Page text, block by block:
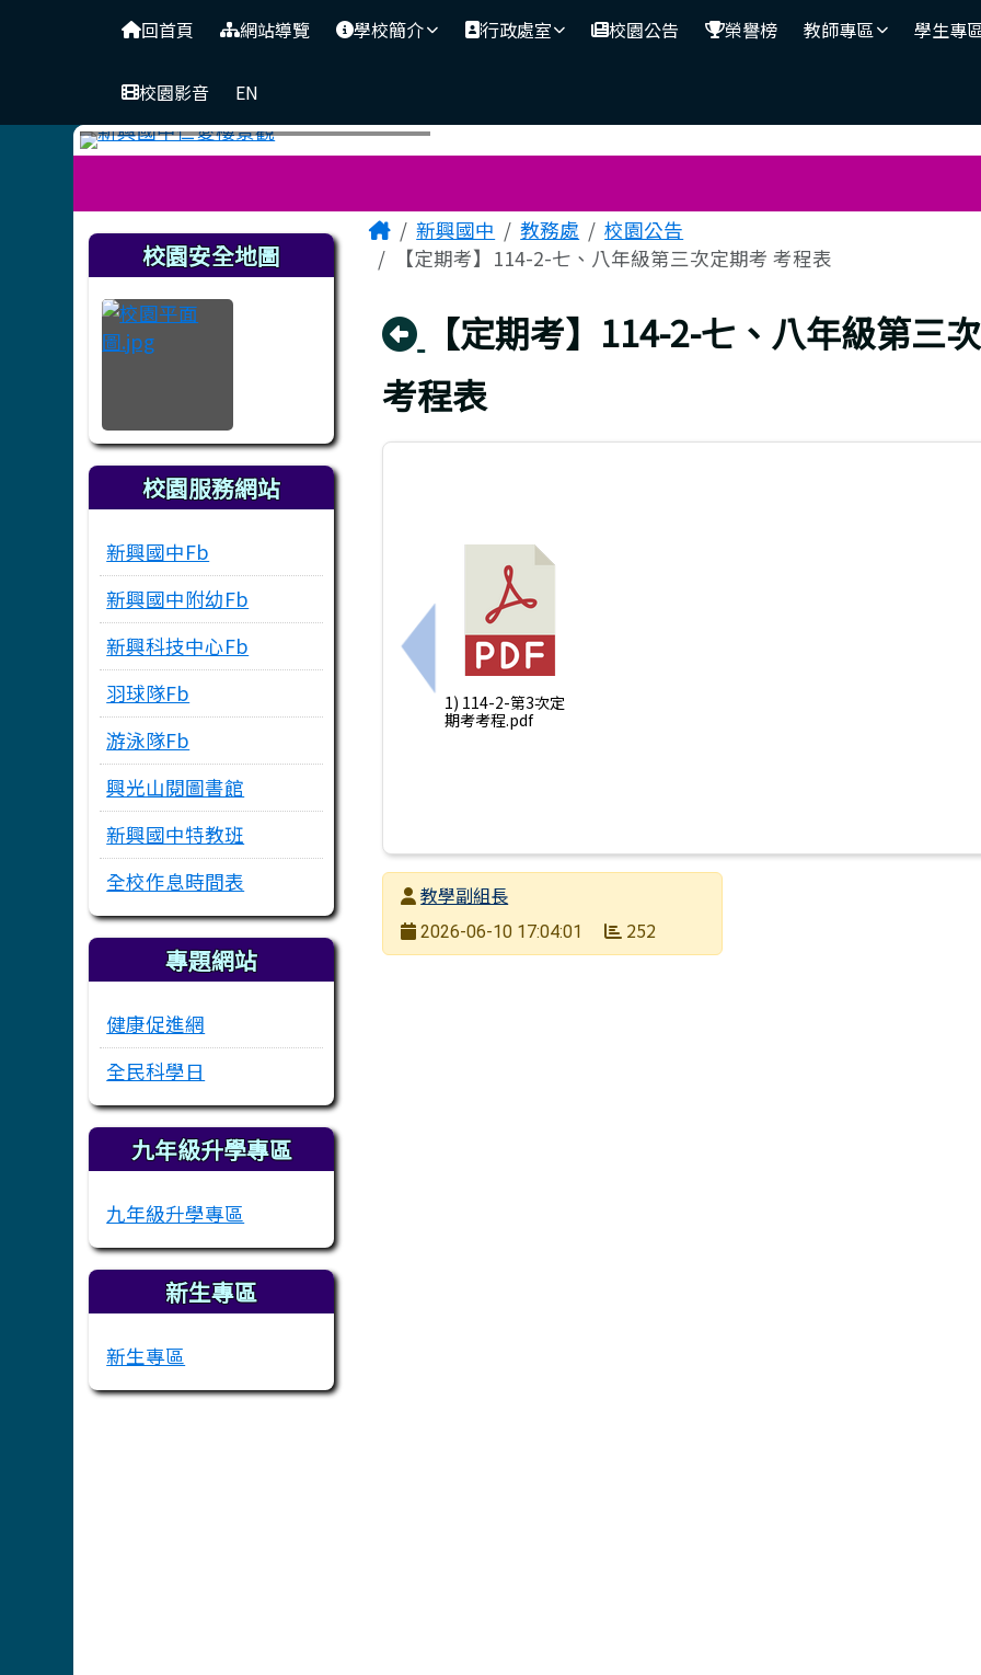
臺南市立新興國中
回首頁 網站導覽 學校簡介 行政處室 校園公告 榮譽榜 教師專區 學生專
校園影音 EN
左邊區域內容
校園安全地圖
校園服務網站
新興國中Fb
新興國中附幼Fb
新興科技中心Fb
羽球隊Fb
游泳隊Fb
興光山閱圖書館
新興國中特教班
全校作息時間表
專題網站
健康促進網
全民科學日
九年級升學專區
九年級升學專區
新生專區
新生專區
主內容區域
Home新興國中 教務處
校園公告
【定期考】114-2-七、八年級第三次定期考 考程表
回上頁
【定期考】114-2-七、八年級第三
考程表
上一筆：轉知115年「國中版投資理財分齡教案：線上種子教師
1) 114-2-第3次定
期考考程.pdf
發布者教學副組長
發布日期
2026-06-10 17:04:01 252
頁尾區域